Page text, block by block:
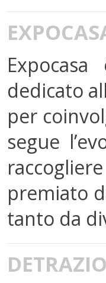
dedicato
per
segue
premiato
tanto da